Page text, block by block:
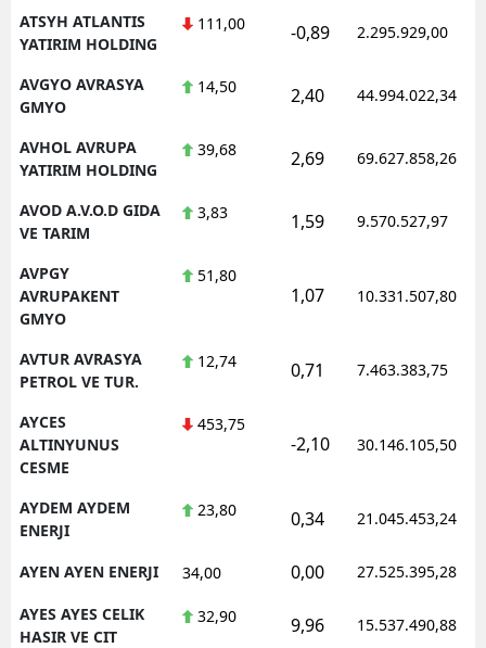
ATSYH ATLANTIS
YATIRIM HOLDING
111,00 -0,89 2.295.929,00
AVGYO AVRASYA
GMYO
14,50 2,40 44.994.022,34
AVHOL AVRUPA
YATIRIM HOLDING
39,68 2,69 69.627.858,26
AVOD A.V.O.D GIDA
VE TARIM
3,83 1,59 9.570.527,97
AVPGY
AVRUPAKENT
GMYO
51,80
1,07 10.331.507,80
AVTUR AVRASYA
PETROL VE TUR.
12,74 0,71 7.463.383,75
AYCES
ALTINYUNUS
CESME
453,75
-2,10 30.146.105,50
AYDEM AYDEM
ENERJI
23,80 0,34 21.045.453,24
AYEN AYEN ENERJI 34,00 0,00 27.525.395,28
AYES AYES CELIK
HASIR VE CIT
32,90 9,96 15.537.490,88